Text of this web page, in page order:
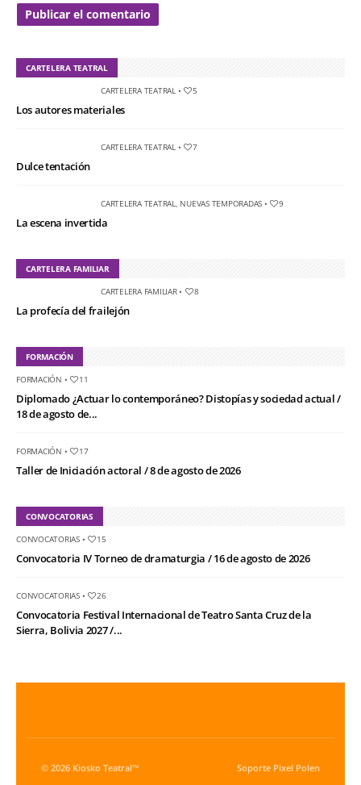
CARTELERA TEATRAL
CARTELERA TEATRAL• 5
Los autores materiales
CARTELERA TEATRAL• 7
Dulce tentación
CARTELERA TEATRAL, NUEVAS TEMPORADAS • 9
La escena invertida
CARTELERA FAMILIAR
CARTELERA FAMILIAR• 8
La profecía del frailejón
FORMACIÓN
FORMACIÓN • 11
Diplomado ¿Actuar lo contemporáneo? Distopías y sociedad actual /
18 de agosto de...
FORMACIÓN • 17
Taller de Iniciación actoral / 8 de agosto de 2026
CONVOCATORIAS
CONVOCATORIAS• 15
Convocatoria IV Torneo de dramaturgia / 16 de agosto de 2026
CONVOCATORIAS• 26
Convocatoria Festival Internacional de Teatro Santa Cruz de la
Sierra, Bolivia 2027 /...
© 2026 Kiosko Teatral™ Soporte Pixel Polen